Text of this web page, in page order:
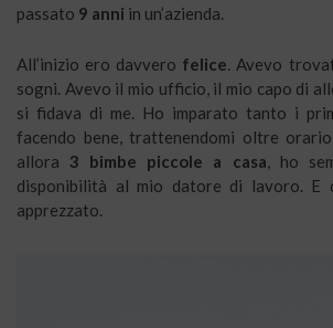
passato 9 anni in un’azienda.
All’inizio ero davvero felice. Avevo
sogni. Avevo il mio ufficio, il mio capo di
si fidava di me. Ho imparato tanto i
facendo bene, trattenendomi oltre
allora 3 bimbe piccole a casa, ho
disponibilità al mio datore di lavoro. E
apprezzato.